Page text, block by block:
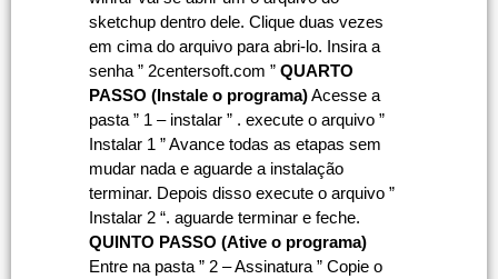
sketchup dentro dele. Clique duas vezes
em cima do arquivo para abri-lo. Insira a
senha ” 2centersoft.com ” QUARTO
PASSO (Instale o programa)Acesse a
pasta ” 1 – instalar ” . execute o arquivo ”
Instalar 1 ” Avance todas as etapas sem
mudar nada e aguarde a instalação
terminar. Depois disso execute o arquivo ”
Instalar 2 “. aguarde terminar e feche.
QUINTO PASSO (Ative o programa)
Entre na pasta ” 2 – Assinatura ” Copie o